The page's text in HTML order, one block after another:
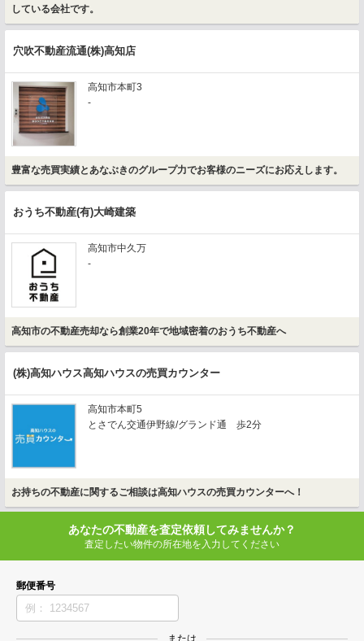
している会社です。
穴吹不動産流通(株)高知店
高知市本町3
-
豊富な売買実績とあなぶきのグループ力でお客様のニーズにお応えします。
おうち不動産(有)大崎建築
高知市中久万
-
高知市の不動産売却なら創業20年で地域密着のおうち不動産へ
(株)高知ハウス高知ハウスの売買カウンター
高知市本町5
とさでん交通伊野線/グランド通 歩2分
お持ちの不動産に関するご相談は高知ハウスの売買カウンターへ！
あなたの不動産を査定依頼してみませんか？
査定したい物件の所在地を入力してください
郵便番号
または